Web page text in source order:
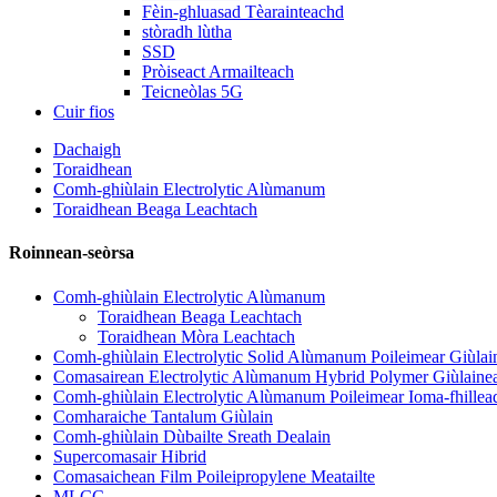
Fèin-ghluasad Tèarainteachd
stòradh lùtha
SSD
Pròiseact Armailteach
Teicneòlas 5G
Cuir fios
Dachaigh
Toraidhean
Comh-ghiùlain Electrolytic Alùmanum
Toraidhean Beaga Leachtach
Roinnean-seòrsa
Comh-ghiùlain Electrolytic Alùmanum
Toraidhean Beaga Leachtach
Toraidhean Mòra Leachtach
Comh-ghiùlain Electrolytic Solid Alùmanum Poileimear
Comasairean Electrolytic Alùmanum Hybrid Polymer
Comh-ghiùlain Electrolytic Alùmanum Poileimear Ioma-
Comharaiche Tantalum Giùlain
Comh-ghiùlain Dùbailte Sreath Dealain
Supercomasair Hibrid
Comasaichean Film Poileipropylene Meatailte